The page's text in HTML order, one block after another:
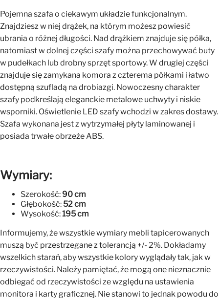
Pojemna szafa o ciekawym układzie funkcjonalnym.
Znajdziesz w niej drążek, na którym możesz powiesić
ubrania o różnej długości. Nad drążkiem znajduje się półka,
natomiast w dolnej części szafy można przechowywać buty
w pudełkach lub drobny sprzęt sportowy. W drugiej części
znajduje się zamykana komora z czterema półkami i łatwo
dostępną szufladą na drobiazgi. Nowoczesny charakter
szafy podkreślają eleganckie metalowe uchwyty i niskie
wsporniki. Oświetlenie LED szafy wchodzi w zakres dostawy.
Szafa wykonana jest z wytrzymałej płyty laminowanej i
posiada trwałe obrzeże ABS.
Wymiary:
Szerokość: 90 cm
Głębokość: 52 cm
Wysokość:195 cm
Informujemy, że wszystkie wymiary mebli tapicerowanych
muszą być przestrzegane z tolerancją +/- 2%. Dokładamy
wszelkich starań, aby wszystkie kolory wyglądały tak, jak w
rzeczywistości. Należy pamiętać, że mogą one nieznacznie
odbiegać od rzeczywistości ze względu na ustawienia
monitora i karty graficznej. Nie stanowi to jednak powodu do